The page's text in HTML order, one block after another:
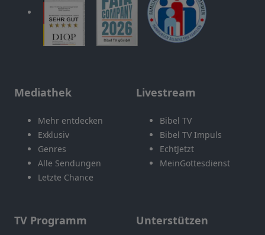
Mediathek
Mehr entdecken
Exklusiv
Genres
Alle Sendungen
Letzte Chance
Livestream
Bibel TV
Bibel TV Impuls
EchtJetzt
MeinGottesdienst
TV Programm Unterstützen